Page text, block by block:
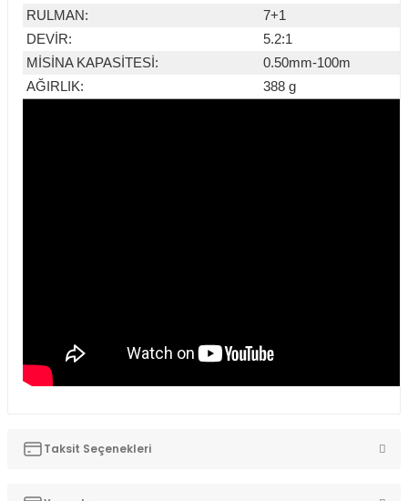
RULMAN:
7+1
DEVİR:
5.2:1
MİSİNA KAPASİTESİ :
0.50mm-100m
AĞIRLIK: 388 g
Taksit Seçenekleri